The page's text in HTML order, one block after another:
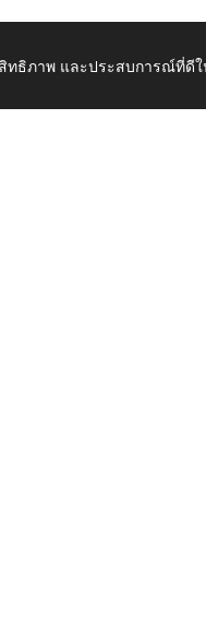
ทธิภาพ และประสบการณ์ที่ดี